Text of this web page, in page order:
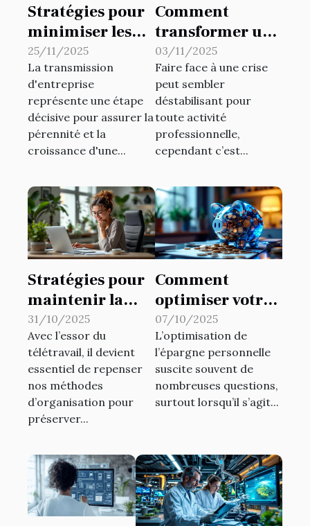
Stratégies pour
minimiser les
risques fiscaux
lors de
transmissions
d'entreprise
25/11/2025
La transmission
d'entreprise
représente une étape
décisive pour assurer la
pérennité et la
croissance d'une...
Comment
transformer une
crise en
opportunité
pour votre
activité?
03/11/2025
Faire face à une crise
peut sembler
déstabilisant pour
toute activité
professionnelle,
cependant c’est...
Stratégies pour
maintenir la
productivité en
télétravail
31/10/2025
Avec l’essor du
télétravail, il devient
essentiel de repenser
nos méthodes
d’organisation pour
préserver...
Comment
optimiser votre
épargne avec le
troisième pilier
?
07/10/2025
L’optimisation de
l’épargne personnelle
suscite souvent de
nombreuses questions,
surtout lorsqu’il s’agit...